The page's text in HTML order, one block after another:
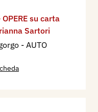
OPERE su carta
Sartori
- AUTO